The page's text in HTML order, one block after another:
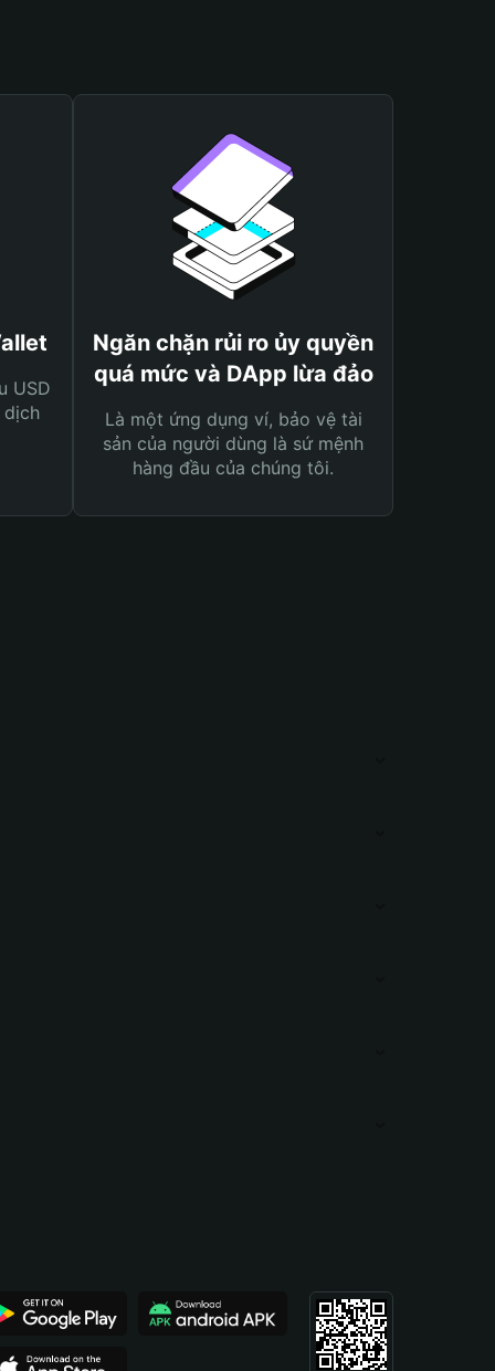
USD
dịch
Ngăn chặn rủi ro ủy quyền
quá mức và DApp lừa đảo
Là một ứng dụng ví, bảo vệ tài
sản của người dùng là sứ mệnh
hàng đầu của chúng tôi.